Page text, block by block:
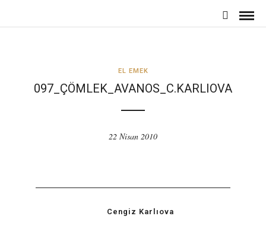
EL EMEK
097_ÇÖMLEK_AVANOS_C.KARLIOVA
22 Nisan 2010
Cengiz Karlıova